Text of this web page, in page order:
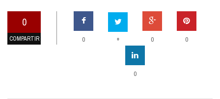
0
COMPARTIR 0 + 0 0
0